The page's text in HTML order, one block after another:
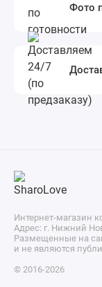
Фото
Интернет-магазин
Адрес: г. Нижний
Размещенные на
и не являются
© 2016-2026